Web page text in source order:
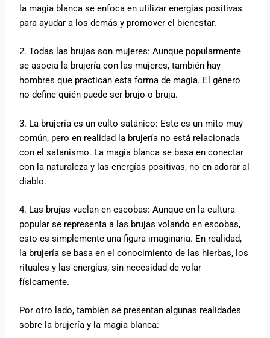
la magia blanca se enfoca en utilizar energías positivas
para ayudar a los demás y promover el bienestar.
2. Todas las brujas son mujeres: Aunque popularmente
se asocia la brujería con las mujeres, también hay
hombres que practican esta forma de magia. El género
no define quién puede ser brujo o bruja.
3. La brujería es un culto satánico: Este es un mito muy
común, pero en realidad la brujería no está relacionada
con el satanismo. La magia blanca se basa en conectar
con la naturaleza y las energías positivas, no en adorar al
diablo.
4. Las brujas vuelan en escobas: Aunque en la cultura
popular se representa a las brujas volando en escobas,
esto es simplemente una figura imaginaria. En realidad,
la brujería se basa en el conocimiento de las hierbas, los
rituales y las energías, sin necesidad de volar
físicamente.
Por otro lado, también se presentan algunas realidades
sobre la brujería y la magia blanca: